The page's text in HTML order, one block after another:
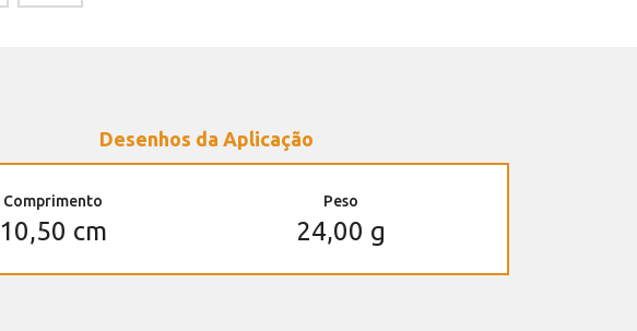
Desenhos da Aplicação
Comprimento
10,50 cm
Peso
24,00 g